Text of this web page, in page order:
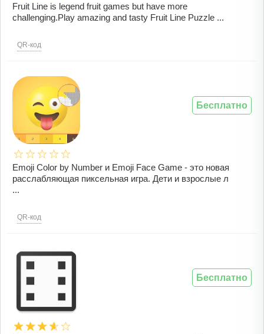
Fruit Line is legend fruit games but have more
challenging.Play amazing and tasty Fruit Line Puzzle ...
QR-код
Emoji Color by Number и Emoji Face Game - это новая
расслабляющая пиксельная игра. Дети и взрослые л
...
QR-код
Бесплатно
Бесплатно